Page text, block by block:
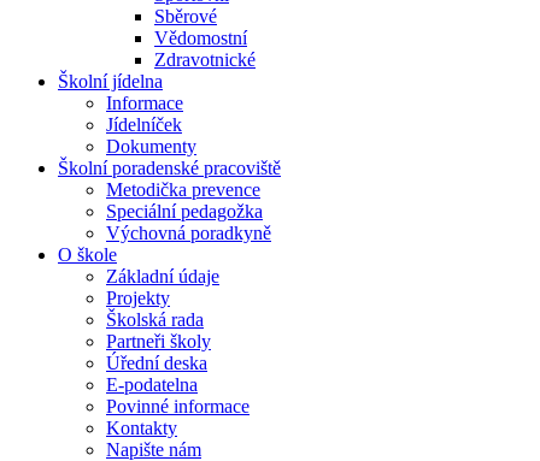
Sběrové
Vědomostní
Zdravotnické
Školní jídelna
Informace
Jídelníček
Dokumenty
Školní poradenské pracoviště
Metodička prevence
Speciální pedagožka
Výchovná poradkyně
O škole
Základní údaje
Projekty
Školská rada
Partneři školy
Úřední deska
E-podatelna
Povinné informace
Kontakty
Napište nám